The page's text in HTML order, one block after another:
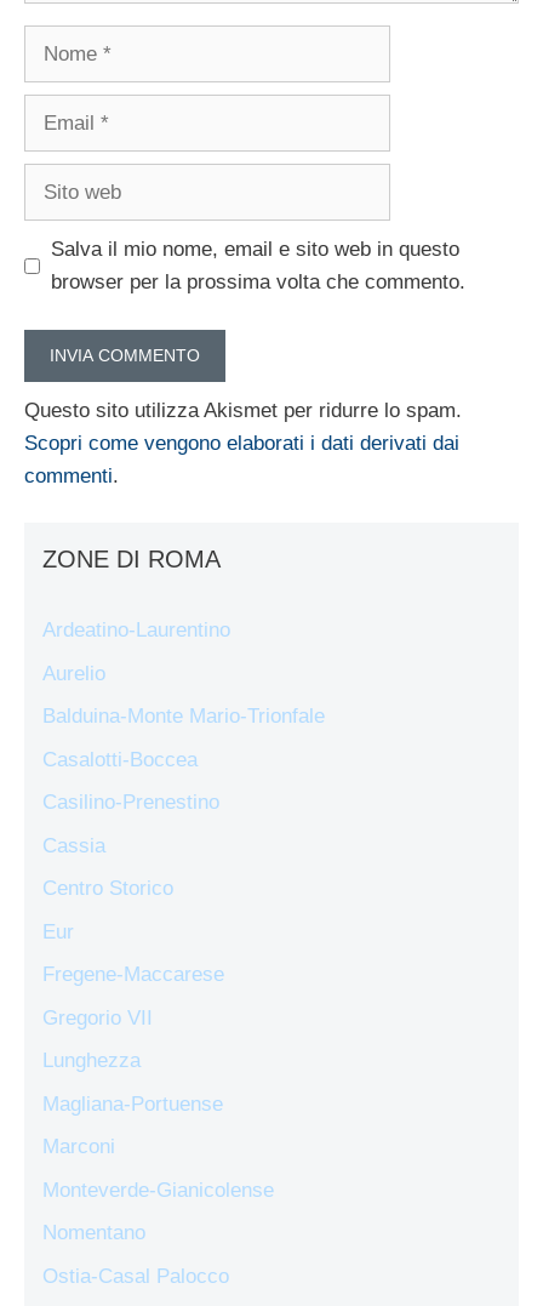
Nome
Email
Sito
Salva il mio nome, email e sito web in questo
browser per la prossima volta che commento.
Questo sito utilizza Akismet per ridurre lo spam.
Scopri come vengono elaborati i dati derivati dai
commenti.
ZONE DI ROMA
Ardeatino-Laurentino
Aurelio
Balduina-Monte Mario-Trionfale
Casalotti-Boccea
Casilino-Prenestino
Cassia
Centro Storico
Eur
Fregene-Maccarese
Gregorio VII
Lunghezza
Magliana-Portuense
Marconi
Monteverde-Gianicolense
Nomentano
Ostia-Casal Palocco